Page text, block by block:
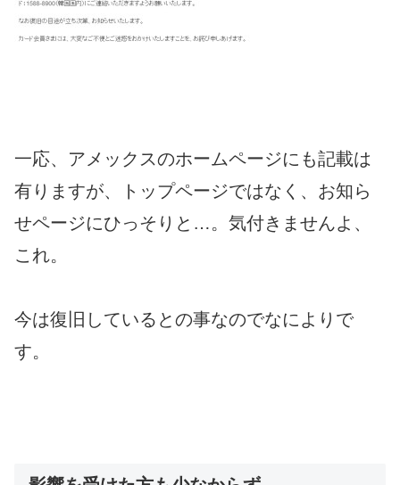
一応、アメックスのホームページにも記載は
有りますが、トップページではなく、お知ら
せページにひっそりと…。気付きませんよ、
これ。
今は復旧しているとの事なのでなによりで
す。